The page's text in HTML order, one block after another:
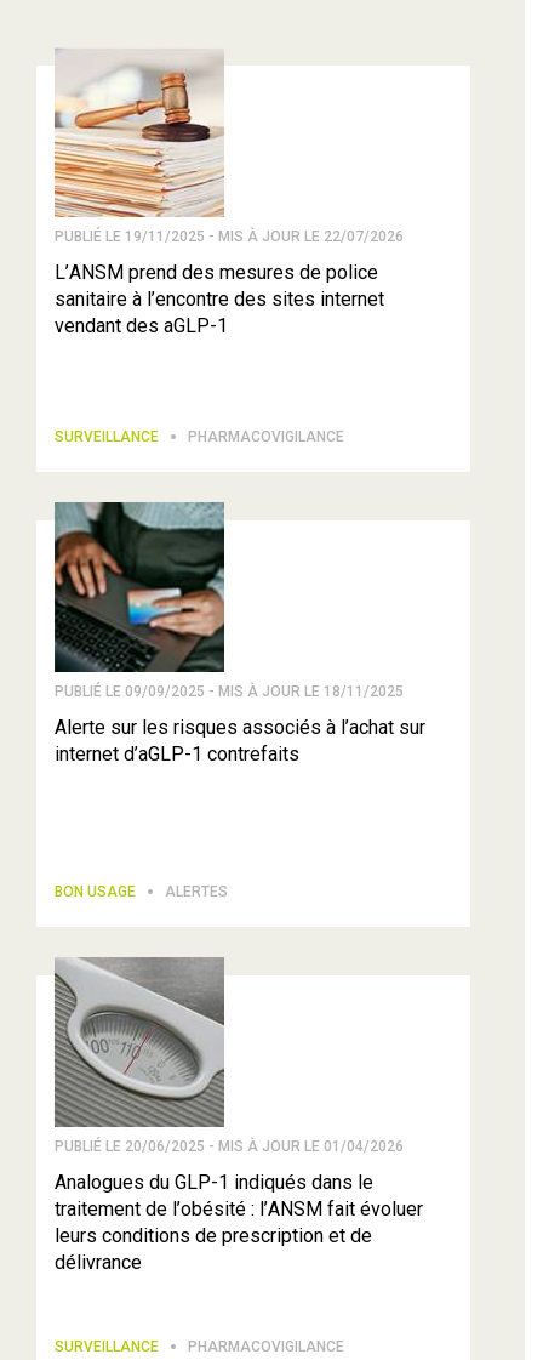
PUBLIÉ LE 19/11/2025 - MIS À JOUR LE 22/07/2026
L’ANSM prend des mesures de police
sanitaire à l’encontre des sites internet
vendant des aGLP-1
SURVEILLANCE PHARMACOVIGILANCE
PUBLIÉ LE 09/09/2025 - MIS À JOUR LE 18/11/2025
Alerte sur les risques associés à l’achat sur
internet d’aGLP-1 contrefaits
BON USAGE ALERTES
PUBLIÉ LE 20/06/2025 - MIS À JOUR LE 01/04/2026
Analogues du GLP-1 indiqués dans le
traitement de l’obésité : l’ANSM fait évoluer
leurs conditions de prescription et de
délivrance
SURVEILLANCE PHARMACOVIGILANCE